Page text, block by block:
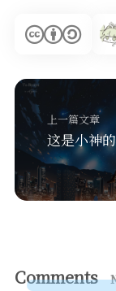
上一篇文章
Comments